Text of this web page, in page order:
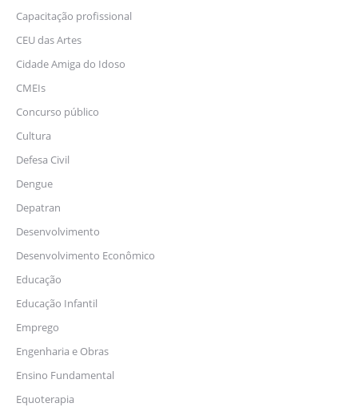
Capacitação profissional
CEU das Artes
Cidade Amiga do Idoso
CMEIs
Concurso público
Cultura
Defesa Civil
Dengue
Depatran
Desenvolvimento
Desenvolvimento Econômico
Educação
Educação Infantil
Emprego
Engenharia e Obras
Ensino Fundamental
Equoterapia